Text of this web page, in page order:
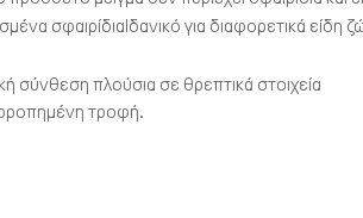
σφαιρίδιαΙδανικό για διαφορετικά είδη
σύνθεση πλούσια σε θρεπτικά στοιχεία
τροφή.